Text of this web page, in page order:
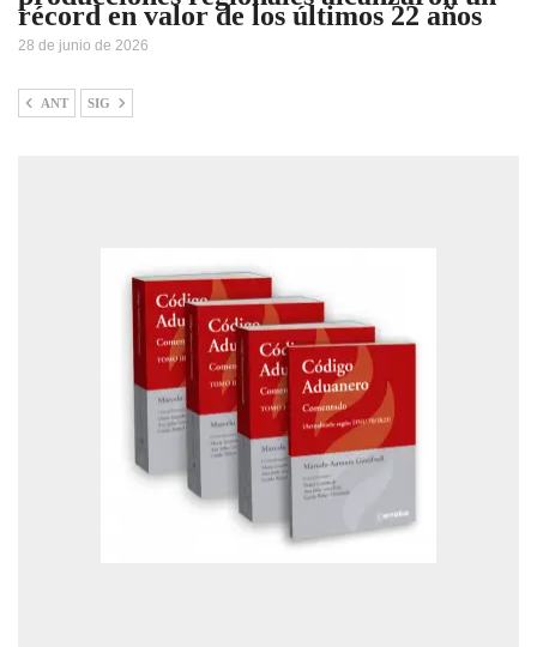
récord en valor de los últimos 22 años
28 de junio de 2026
ANT SIG